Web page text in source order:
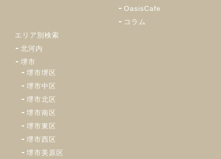
OasisCafe
コラム
エリア別検索
北河内
堺市
堺市堺区
堺市中区
堺市北区
堺市南区
堺市東区
堺市西区
堺市美原区